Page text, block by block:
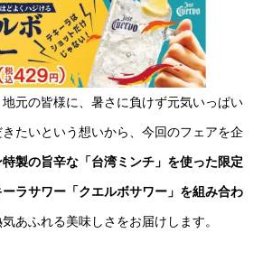
元の皆様に、暑さに負けず元気いっぱい
たいという想いから、今回のフェアを企
特製の旨辛な「台湾ミンチ」を使った限定
ラサワー「クエルボサワー」を組み合わ
気あふれる美味しさをお届けします。